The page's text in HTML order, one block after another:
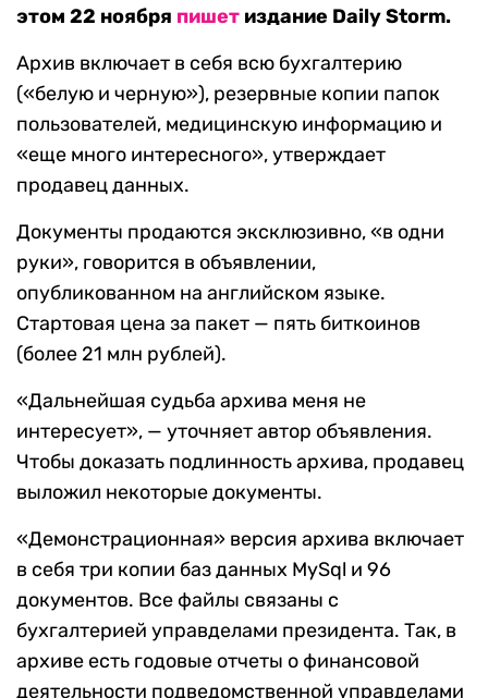
этом 22 ноября пишет издание Daily Storm.
Архив включает в себя всю бухгалтерию
(«белую и черную»), резервные копии папок
пользователей, медицинскую информацию и
«еще много интересного», утверждает
продавец данных.
Документы продаются эксклюзивно, «в одни
руки», говорится в объявлении,
опубликованном на английском языке.
Стартовая цена за пакет — пять биткоинов
(более 21 млн рублей).
«Дальнейшая судьба архива меня не
интересует», — уточняет автор объявления.
Чтобы доказать подлинность архива, продавец
выложил некоторые документы.
«Демонстрационная» версия архива включает
в себя три копии баз данных MySql и 96
документов. Все файлы связаны с
бухгалтерией управделами президента. Так, в
архиве есть годовые отчеты о финансовой
деятельности подведомственной управделами